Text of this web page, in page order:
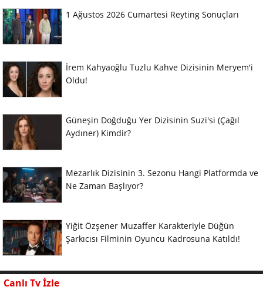
1 Ağustos 2026 Cumartesi Reyting Sonuçları
İrem Kahyaoğlu Tuzlu Kahve Dizisinin Meryem'i
Oldu!
Güneşin Doğduğu Yer Dizisinin Suzi'si (Çağıl
Aydıner) Kimdir?
Mezarlık Dizisinin 3. Sezonu Hangi Platformda ve
Ne Zaman Başlıyor?
Yiğit Özşener Muzaffer Karakteriyle Düğün
Şarkıcısı Filminin Oyuncu Kadrosuna Katıldı!
Canlı Tv İzle